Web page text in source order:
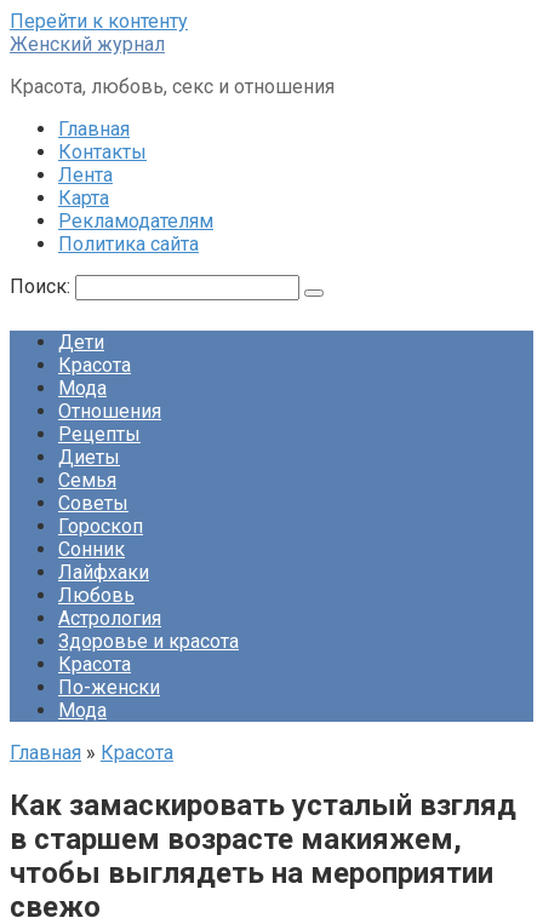
Перейти к контенту
Женский журнал
Красота, любовь, секс и отношения
Главная
Контакты
Лента
Карта
Рекламодателям
Политика сайта
Поиск:
Дети
Красота
Мода
Отношения
Рецепты
Диеты
Семья
Советы
Гороскоп
Сонник
Лайфхаки
Любовь
Астрология
Здоровье и красота
Красота
По-женски
Мода
Главная » Красота
Как замаскировать усталый взгляд
в старшем возрасте макияжем,
чтобы выглядеть на мероприятии
свежо